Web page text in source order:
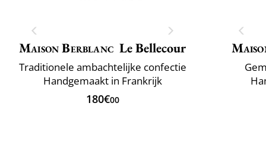
Maison Berblanc Le Bellecour
Traditionele ambachtelijke confectie
Handgemaakt in Frankrijk
180€00